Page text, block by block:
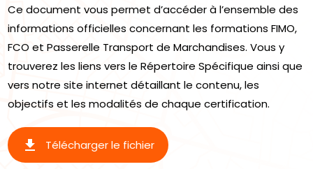
Ce document vous permet d’accéder à l’ensemble des
informations officielles concernant les formations FIMO,
FCO et Passerelle Transport de Marchandises. Vous y
trouverez les liens vers le Répertoire Spécifique ainsi que
vers notre site internet détaillant le contenu, les
objectifs et les modalités de chaque certification.
get_app Télécharger le fichier